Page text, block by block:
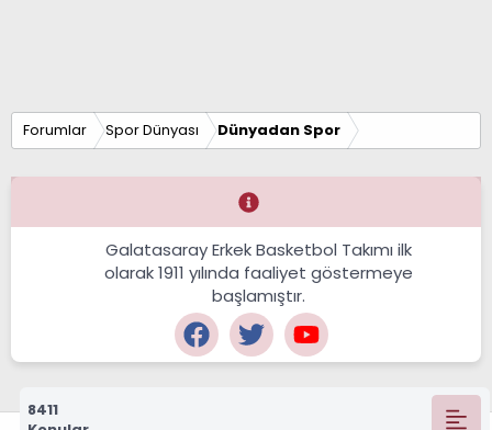
Forumlar Spor Dünyası Dünyadan Spor
Galatasaray Erkek Basketbol Takımı ilk
olarak 1911 yılında faaliyet göstermeye
başlamıştır.
8411